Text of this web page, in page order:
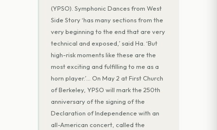
(YPSO). Symphonic Dances from West
Side Story ‘has many sections from the
very beginning to the end that are very
technical and exposed,’ said Ha. ‘But
high-risk moments like these are the
most exciting and fulfilling to me as a
horn player.’… On May 2 at First Church
of Berkeley, YPSO will mark the 250th
anniversary of the signing of the
Declaration of Independence with an
all-American concert, called the